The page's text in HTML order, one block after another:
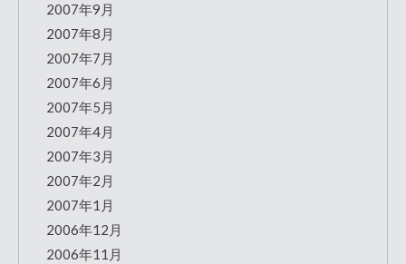
2007年9月
2007年8月
2007年7月
2007年6月
2007年5月
2007年4月
2007年3月
2007年2月
2007年1月
2006年12月
2006年11月